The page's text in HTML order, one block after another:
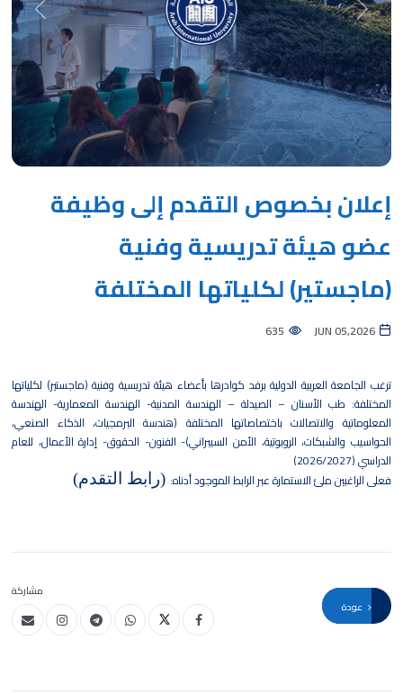
Previous
Next
إعلان بخصوص التقدم إلى وظيفة
عضو هيئة تدريسية وفنية
(ماجستير) لكلياتها المختلفة
JUN 05,2026
635
ترغب الجامعة العربية الدولية برفد كوادرها بأعضاء هيئة تدريسية وفنية (ماجستير) لكلياتها
المختلفة: طب الأسنان – الصيدلة – الهندسة المدنية- الهندسة المعمارية- الهندسة
المعلوماتية والاتصالات باختصاصاتها المختلفة (هندسة البرمجيات، الذكاء الصنعي،
الحواسيب والشبكات، الروبوتية، الأمن السيبراني)- الفنون- الحقوق- إدارة الأعمال، للعام
الدراسي (2026/2027)
فعلى الراغبين ملئ الاستمارة عبر الرابط الموجود أدناه: (رابط التقدم)
مشاركة